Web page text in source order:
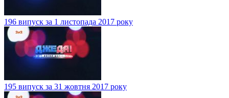
196 випуск за 1 листопада 2017 року
195 випуск за 31 жовтня 2017 року